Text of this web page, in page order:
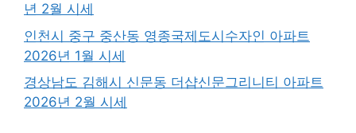
년 2월 시세
인천시 중구 중산동 영종국제도시수자인 아파트
2026년 1월 시세
경상남도 김해시 신문동 더샵신문그리니티 아파트
2026년 2월 시세